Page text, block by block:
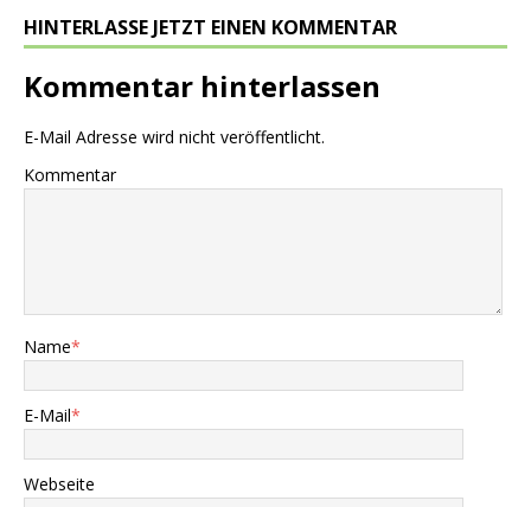
HINTERLASSE JETZT EINEN KOMMENTAR
Kommentar hinterlassen
E-Mail Adresse wird nicht veröffentlicht.
Kommentar
Name*
E-Mail*
Webseite